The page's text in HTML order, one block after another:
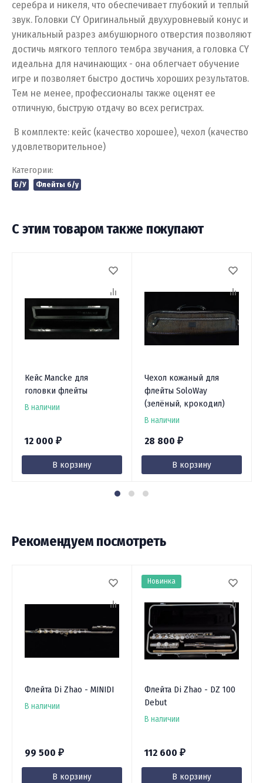
серебра и никеля, что обеспечивает глубокий и теплый
звук. Головки CY Оригинальный двухуровневый конус и
уникальный разрез амбушюрного отверстия позволяют
достичь мягкого теплого тембра звучания, а головка CY
идеальна для начинающих - она облегчает обучение
игре и позволяет быстро достичь хороших результатов.
Тем не менее, профессионалы также оценят ее
отличную, быструю отдачу во всех регистрах.
В комплекте: кейс (качество хорошее), чехол (качество
удовлетворительное)
Категории:
Б/У Флейты б/у
С этим товаром также покупают
Кейс Mancke для
головки флейты
В наличии
12 000 ₽
В корзину
Чехол кожаный для
флейты SoloWay
(зелёный, крокодил)
В наличии
28 800 ₽
В корзину
Рекомендуем посмотреть
Флейта Di Zhao - MINIDI
В наличии
99 500 ₽
В корзину
Флейта Di Zhao - DZ 100
Debut
В наличии
112 600 ₽
В корзину
Новинка